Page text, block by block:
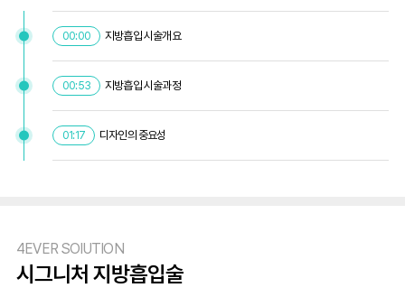
00:00 지방흡입 시술개요
00:53 지방흡입 시술과정
01:17 디자인의 중요성
4EVER SOlUTION
시그니처 지방흡입술